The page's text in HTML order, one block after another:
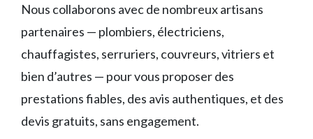
Nous collaborons avec de nombreux artisans
partenaires — plombiers, électriciens,
chauffagistes, serruriers, couvreurs, vitriers et
bien d’autres — pour vous proposer des
prestations fiables, des avis authentiques, et des
devis gratuits, sans engagement.